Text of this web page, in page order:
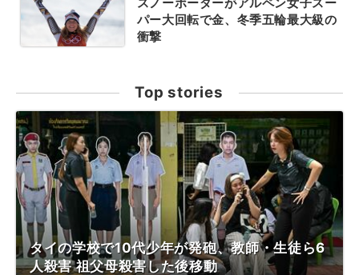
パー大回転で金、冬季五輪最大級の
衝撃
Top stories
タイの学校で10代少年が発砲、教師・生徒ら6
人殺害 祖父母殺害した後移動